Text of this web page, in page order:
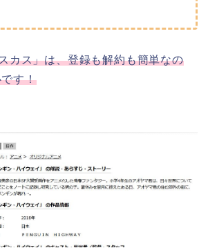
カス」は、登録も解約も簡単なの
す！